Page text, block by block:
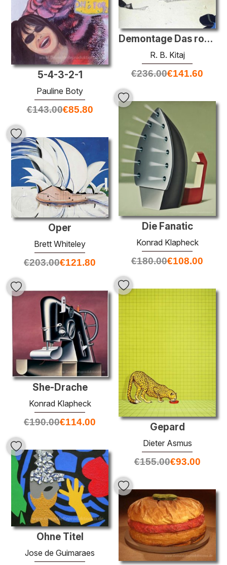
Demontage Das rote Zelt
R. B. Kitaj
€236.00€141.60
5-4-3-2-1
Pauline Boty
€143.00€85.80
Die Fanatic
Konrad Klapheck
€180.00€108.00
Oper
Brett Whiteley
€203.00€121.80
Gepard
Dieter Asmus
€155.00€93.00
She-Drache
Konrad Klapheck
€190.00€114.00
Ohne Titel
Jose de Guimaraes